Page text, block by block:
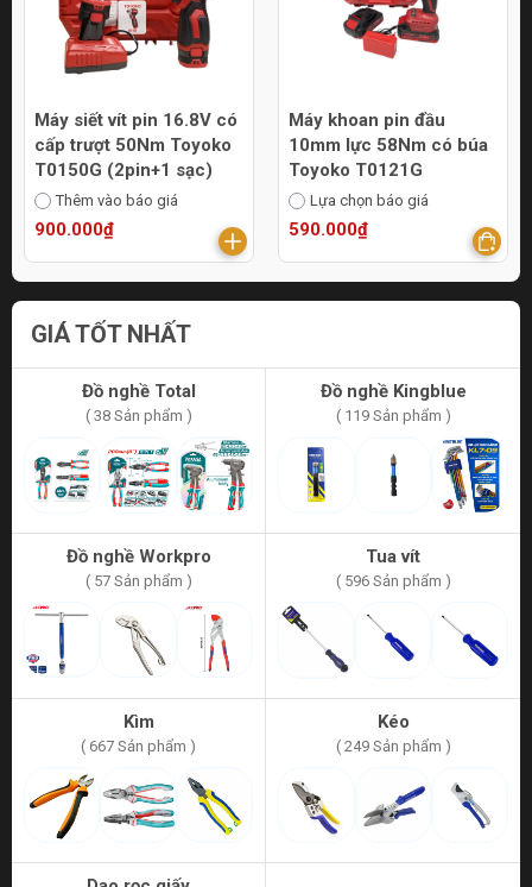
Máy siết vít pin 16.8V có
cấp trượt 50Nm Toyoko
T0150G (2pin+1 sạc)
Thêm vào báo giá
900.000₫
Máy khoan pin đầu
10mm lực 58Nm có búa
Toyoko T0121G
Lựa chọn báo giá
590.000₫
GIÁ TỐT NHẤT
Đồ nghề Total
( 38 Sản phẩm )
Đồ nghề Kingblue
( 119 Sản phẩm )
Đồ nghề Workpro
( 57 Sản phẩm )
Tua vít
( 596 Sản phẩm )
Kìm
( 667 Sản phẩm )
Kéo
( 249 Sản phẩm )